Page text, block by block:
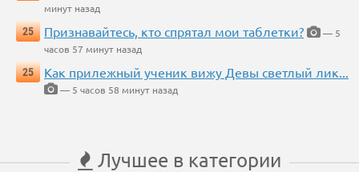
минут назад
25
Признавайтесь, кто спрятал мои таблетки?
— 5
часов 57 минут назад
25
Как прилежный ученик вижу Девы светлый лик...
— 5 часов 58 минут назад
Лучшее в категории